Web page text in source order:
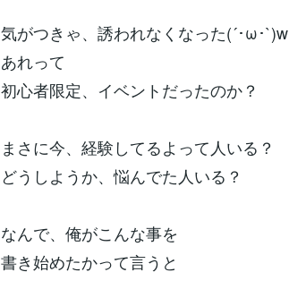
気がつきゃ、誘われなくなった(´･ω･`)w
あれって
初心者限定、イベントだったのか？
まさに今、経験してるよって人いる？
どうしようか、悩んでた人いる？
なんで、俺がこんな事を
書き始めたかって言うと